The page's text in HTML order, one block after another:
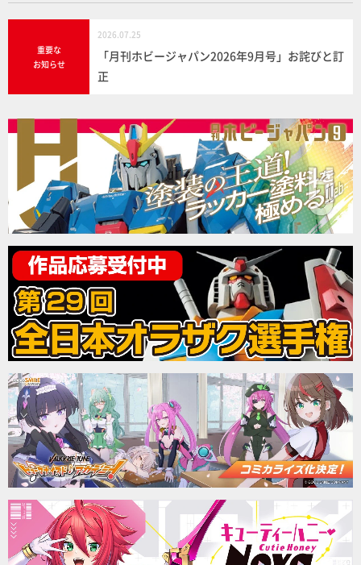
重要な
お知らせ
2026.07.25
「月刊ホビージャパン2026年9月号」お詫びと訂
正